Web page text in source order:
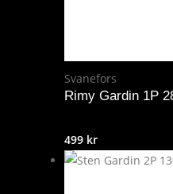
Svanefors
Rimy Gardin 1P
499 kr